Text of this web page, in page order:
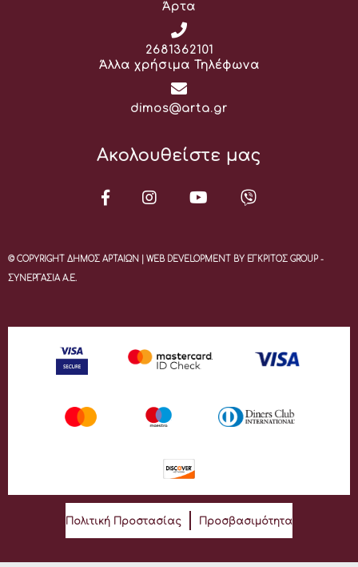
Άρτα
Τηλέφωνο:
2681362101
Άλλα χρήσιμα Τηλέφωνα
Email:
dimos@arta.gr
Ακολουθείστε μας
© COPYRIGHT ΔΗΜΟΣ ΑΡΤΑΙΩΝ | WEB DEVELOPMENT BY ΕΓΚΡΙΤΟΣ GROUP -
ΣΥΝΕΡΓΑΣΙΑ Α.Ε.
Πολιτική Προστασίας Προσβασιμότητα